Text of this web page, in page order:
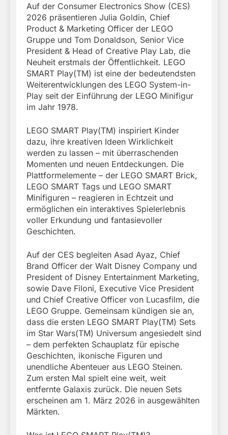
Auf der Consumer Electronics Show (CES)
2026 präsentieren Julia Goldin, Chief
Product & Marketing Officer der LEGO
Gruppe und Tom Donaldson, Senior Vice
President & Head of Creative Play Lab, die
Neuheit erstmals der Öffentlichkeit. LEGO
SMART Play(TM) ist eine der bedeutendsten
Weiterentwicklungen des LEGO System-in-
Play seit der Einführung der LEGO Minifigur
im Jahr 1978.
LEGO SMART Play(TM) inspiriert Kinder
dazu, ihre kreativen Ideen Wirklichkeit
werden zu lassen – mit überraschenden
Momenten und neuen Entdeckungen. Die
Plattformelemente – der LEGO SMART Brick,
LEGO SMART Tags und LEGO SMART
Minifiguren – reagieren in Echtzeit und
ermöglichen ein interaktives Spielerlebnis
voller Erkundung und fantasievoller
Geschichten.
Auf der CES begleiten Asad Ayaz, Chief
Brand Officer der Walt Disney Company und
President of Disney Entertainment Marketing,
sowie Dave Filoni, Executive Vice President
und Chief Creative Officer von Lucasfilm, die
LEGO Gruppe. Gemeinsam kündigen sie an,
dass die ersten LEGO SMART Play(TM) Sets
im Star Wars(TM) Universum angesiedelt sind
– dem perfekten Schauplatz für epische
Geschichten, ikonische Figuren und
unendliche Abenteuer aus LEGO Steinen.
Zum ersten Mal spielt eine weit, weit
entfernte Galaxis zurück. Die neuen Sets
erscheinen am 1. März 2026 in ausgewählten
Märkten.